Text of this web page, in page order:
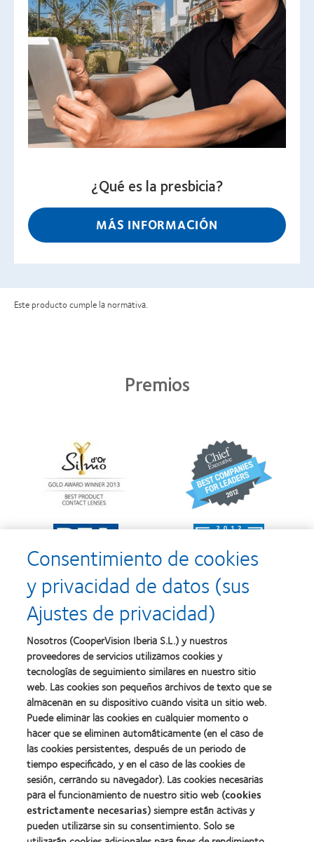
¿Qué es la presbicia?
MÁS INFORMACIÓN
Este producto cumple la normativa.
Premios
about
Premio
Silmo
mejor
con
MyDay™
Learn
more
about
2012
y
2010:
Mejor
empresa
el
desarrollo
del
liderazgo
Learn
about
2011:
Premios
a
mejor
(2011)
Learn
about
2011:
Premio
a
salud
Learn
about
2012:
Premio
Manufacturing
Leadership
100
(ML
100)
(2012)
Learn
more
about
2012
Premio
internacional
REBRAND
100®
(2012)
Learn
more
about
Premio
de
la
Industria
de
la
BCLA
Consentimiento de cookies
y privacidad de datos (sus
Ajustes de privacidad)
Nosotros (CooperVision Iberia S.L.) y nuestros
proveedores de servicios utilizamos cookies y
tecnologías de seguimiento similares en nuestro sitio
web. Las cookies son pequeños archivos de texto que se
almacenan en su dispositivo cuando visita un sitio web.
Puede eliminar las cookies en cualquier momento o
hacer que se eliminen automáticamente (en el caso de
las cookies persistentes, después de un periodo de
tiempo especificado, y en el caso de las cookies de
sesión, cerrando su navegador). Las cookies necesarias
para el funcionamiento de nuestro sitio web (cookies
estrictamente necesarias) siempre están activas y
pueden utilizarse sin su consentimiento. Solo se